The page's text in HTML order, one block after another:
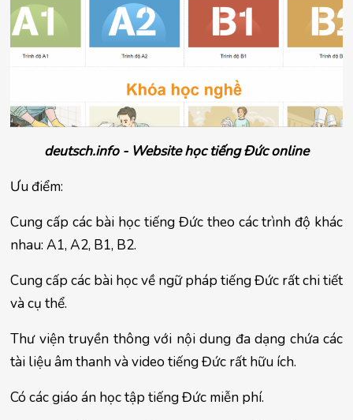
deutsch.info - Website học tiếng Đức online
Ưu điểm:
Cung cấp các bài học tiếng Đức theo các trình độ khác
nhau: A1, A2, B1, B2.
Cung cấp các bài học về ngữ pháp tiếng Đức rất chi tiết
và cụ thể.
Thư viện truyền thông với nội dung đa dạng chứa các
tài liệu âm thanh và video tiếng Đức rất hữu ích.
Có các giáo án học tập tiếng Đức miễn phí.